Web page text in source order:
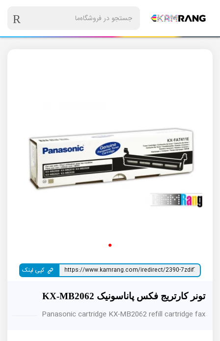
کپی لینک
تونر کارتریج فکس پاناسونیک KX-MB2062
Panasonic cartridge KX-MB2062 refill cartridge fax